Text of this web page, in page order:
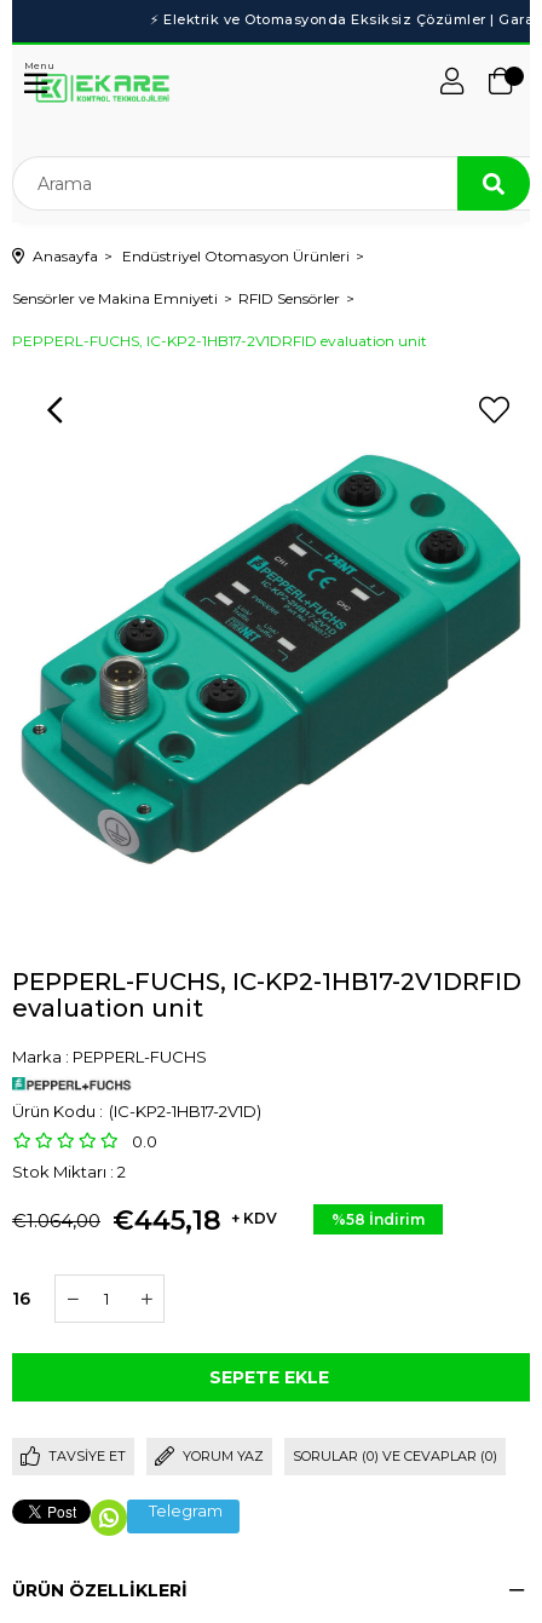
Menu
Anasayfa Endüstriyel Otomasyon Ürünleri
Sensörler ve Makina Emniyeti RFID Sensörler
PEPPERL-FUCHS, IC-KP2-1HB17-2V1DRFID evaluation unit
PEPPERL-FUCHS, IC-KP2-1HB17-2V1DRFID
evaluation unit
Marka : PEPPERL-FUCHS
(IC-KP2-1HB17-2V1D)
0.0
Stok Miktarı : 2
€1.064,00 €445,18 + KDV %58 İndirim
16
TAVSIYE ET YORUM YAZ SORULAR (0) VE CEVAPLAR (0)
Telegram
ÜRÜN ÖZELLIKLERI